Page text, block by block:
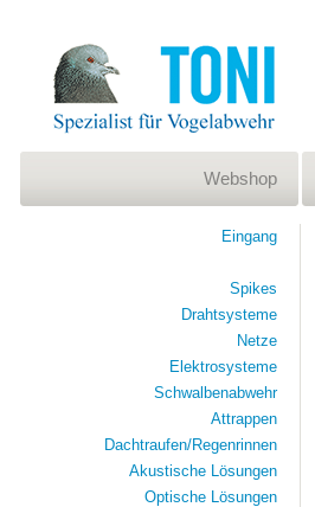
Webshop
Eingang
Spikes
Drahtsysteme
Netze
Elektrosysteme
Schwalbenabwehr
Attrappen
Dachtraufen/Regenrinnen
Akustische Lösungen
Optische Lösungen